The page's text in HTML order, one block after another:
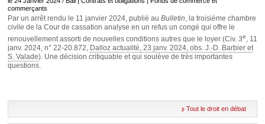
commerçants
Par un arrêt rendu le 11 janvier 2024, publié au Bulletin, la troisième chambre
civile de la Cour de cassation analyse en un refus un congé qui offre le
renouvellement assorti de nouvelles conditions autres que le loyer (Civ. 3e, 11
janv. 2024, n° 22-20.872, Dalloz actualité, 23 janv. 2024, obs. J.-D. Barbier et
S. Valade). Une décision critiquable et qui soulève de très importantes
questions.
Tout le droit en débat